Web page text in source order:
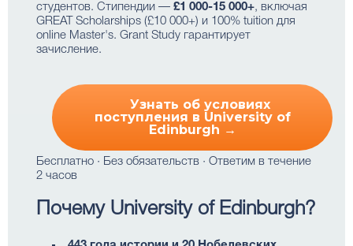
студентов. Стипендии — £1 000-15 000+, включая
GREAT Scholarships (£10 000+) и 100% tuition для
online Master's. Grant Study гарантирует
зачисление.
Узнать об условиях
поступления в University of
Edinburgh →
Бесплатно · Без обязательств · Ответим в течение
2 часов
Почему University of Edinburgh?